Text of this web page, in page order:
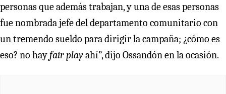
personas que además trabajan, y una de esas personas
fue nombrada jefe del departamento comunitario con
un tremendo sueldo para dirigir la campaña; ¿cómo es
eso? no hayfair playahí”, dijo Ossandón en la ocasión.